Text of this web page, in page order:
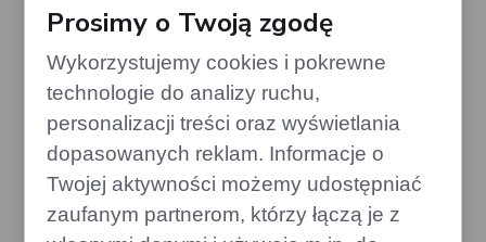
Drewno, których lepiej unikać w
kominku – mogą uszkodzić komin
edithome.pl
Prosimy o Twoją zgodę
Wykorzystujemy cookies i pokrewne
technologie do analizy ruchu,
personalizacji treści oraz wyświetlania
dopasowanych reklam. Informacje o
Twojej aktywności możemy udostępniać
zaufanym partnerom, którzy łączą je z